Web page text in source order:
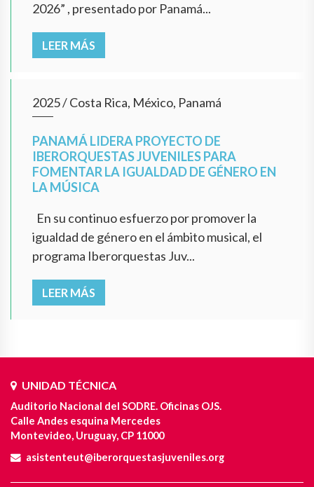
2026” , presentado por Panamá...
LEER MÁS
2025/Costa Rica, México, Panamá
PANAMÁ LIDERA PROYECTO DE
IBERORQUESTAS JUVENILES PARA
FOMENTAR LA IGUALDAD DE GÉNERO EN
LA MÚSICA
En su continuo esfuerzo por promover la
igualdad de género en el ámbito musical, el
programa Iberorquestas Juv...
LEER MÁS
UNIDAD TÉCNICA
Auditorio Nacional del SODRE. Oficinas OJS.
Calle Andes esquina Mercedes
Montevideo, Uruguay, CP 11000
asistenteut@iberorquestasjuveniles.org